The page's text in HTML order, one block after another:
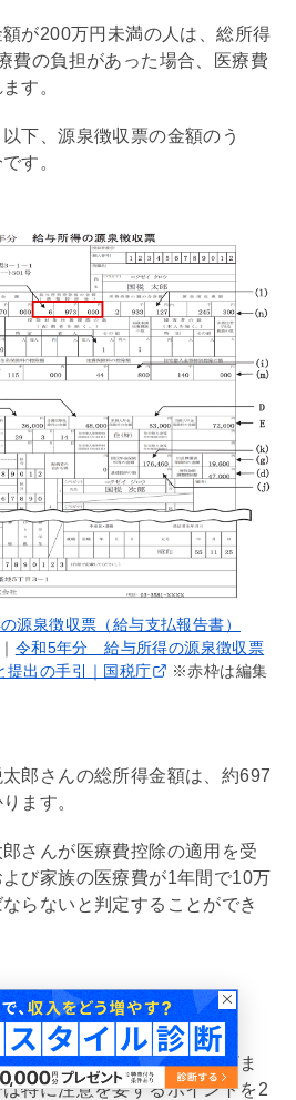
が200万円未満の人は、総所得
費の負担があった場合、医療費
す。
下、源泉徴収票の金額のう
す。
源泉徴収票（給与支払報告書）
｜ 令和5年分 給与所得の源泉徴収票
提出の手引｜国税庁
※赤枠は編集
太郎さんの総所得金額は、約697
ます。
さんが医療費控除の適用を受
び家族の医療費が1年間で10万
らないと判定することができ
るうえでの注意点はさまざま
特に注意を要するポイントを2